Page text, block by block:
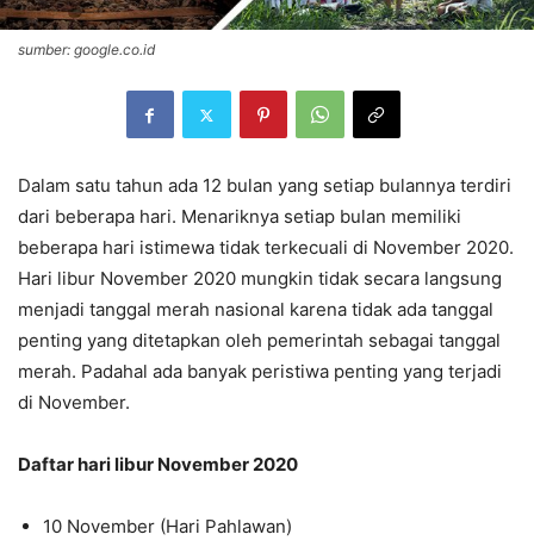
sumber: google.co.id
Dalam satu tahun ada 12 bulan yang setiap bulannya terdiri
dari beberapa hari. Menariknya setiap bulan memiliki
beberapa hari istimewa tidak terkecuali di November 2020.
Hari libur November 2020 mungkin tidak secara langsung
menjadi tanggal merah nasional karena tidak ada tanggal
penting yang ditetapkan oleh pemerintah sebagai tanggal
merah. Padahal ada banyak peristiwa penting yang terjadi
di November.
Daftar hari libur November 2020
10 November (Hari Pahlawan)